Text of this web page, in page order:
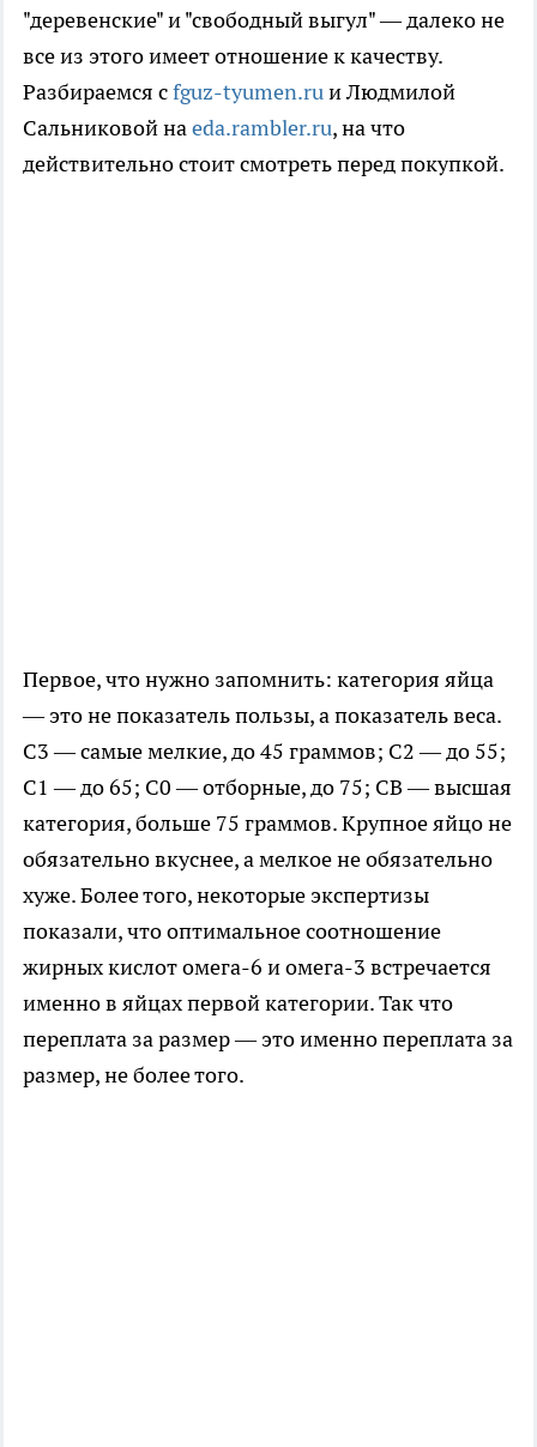
"деревенские" и "свободный выгул" — далеко не
все из этого имеет отношение к качеству.
Разбираемся сfguz-tyumen.ruи Людмилой
Сальниковой наeda.rambler.ru, на что
действительно стоит смотреть перед покупкой.
Первое, что нужно запомнить: категория яйца
— это не показатель пользы, а показатель веса.
С3 — самые мелкие, до 45 граммов; С2 — до 55;
С1 — до 65; С0 — отборные, до 75; СВ — высшая
категория, больше 75 граммов. Крупное яйцо не
обязательно вкуснее, а мелкое не обязательно
хуже. Более того, некоторые экспертизы
показали, что оптимальное соотношение
жирных кислот омега-6 и омега-3 встречается
именно в яйцах первой категории. Так что
переплата за размер — это именно переплата за
размер, не более того.